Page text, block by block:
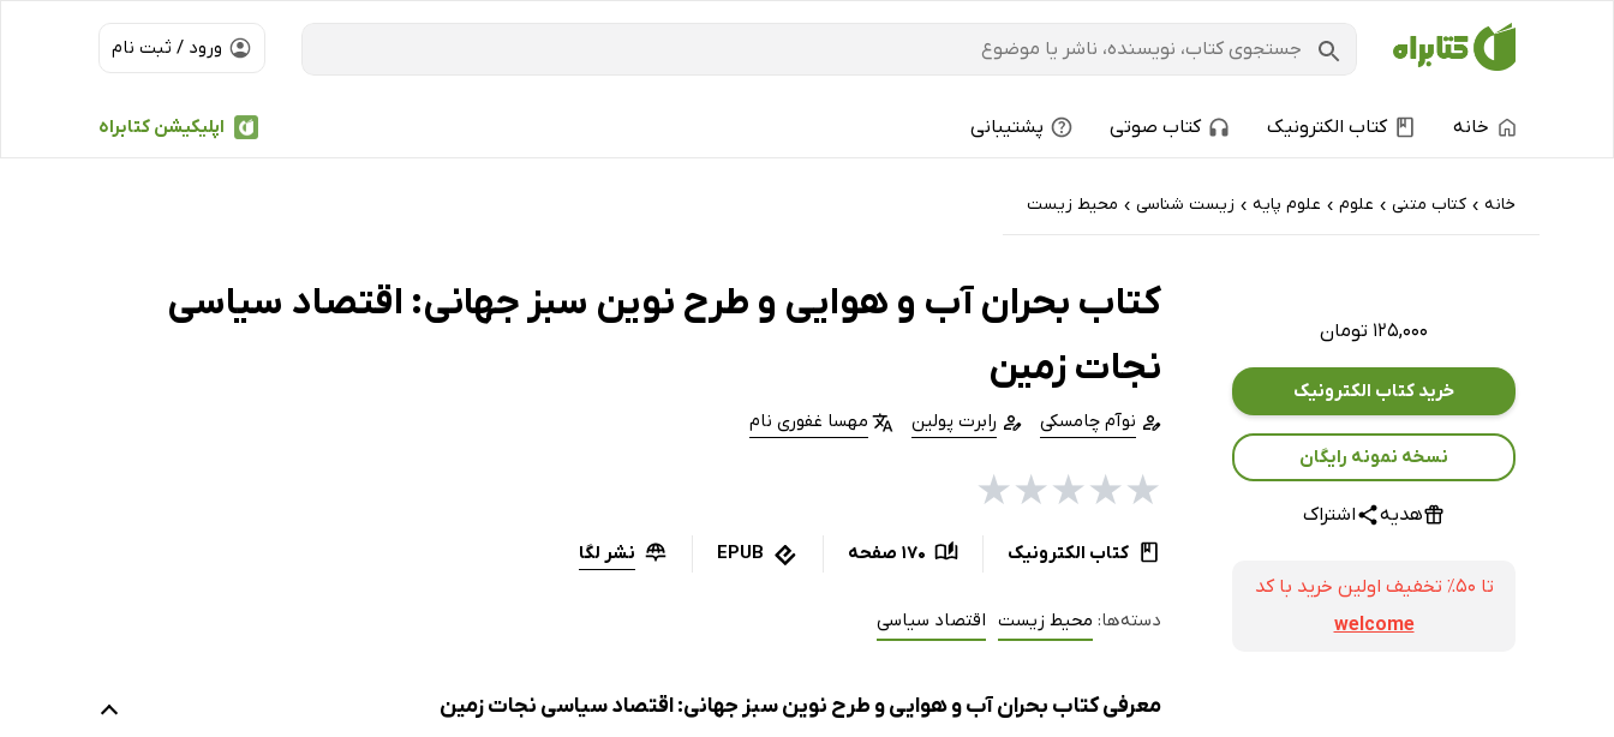
ورود / ثبت نام
اپلیکیشن کتابراه خانه کتاب الکترونیک کتاب صوتی پشتیبانی
خانه › کتاب‌ متنی › علوم › علوم پایه › زیست شناسی › محیط زیست
۱۲۵,۰۰۰ تومان
خرید کتاب الکترونیک
نسخه نمونه رایگان
هدیه اشتراک
تا ۵۰٪ تخفیف اولین خرید با کد
welcome
کتاب بحران آب و هوایی و طرح نوین سبز جهانی: اقتصاد سیاسی
نجات زمین
نوآم چامسکی رابرت پولین مهسا غفوری نام
★
★
★
★
★
کتاب الکترونیک 170 صفحه EPUB نشر لگا
دسته‌ها: محیط زیست اقتصاد سیاسی
معرفی کتاب بحران آب و هوایی و طرح نوین سبز جهانی: اقتصاد سیاسی نجات زمین